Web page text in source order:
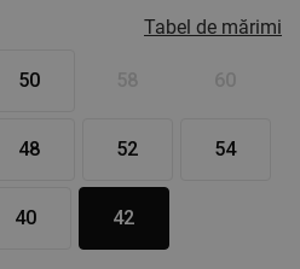
Tabel de mărimi
50
48 52 54
40 42